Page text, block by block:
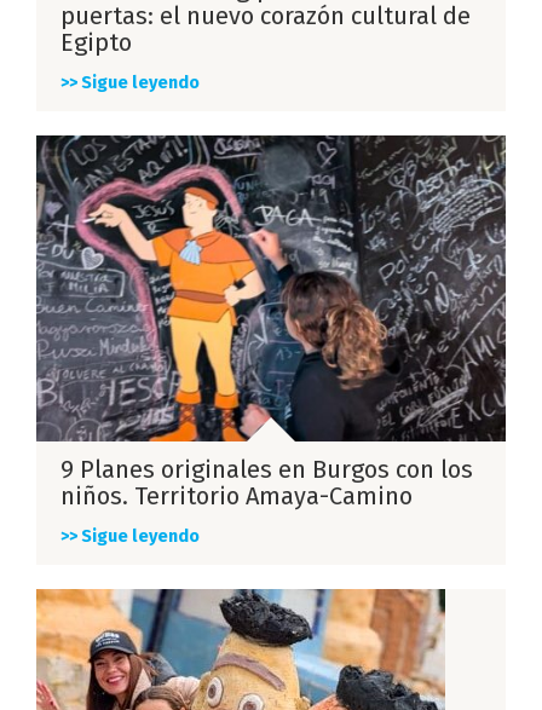
puertas: el nuevo corazón cultural de
Egipto
>> Sigue leyendo
9 Planes originales en Burgos con los
niños. Territorio Amaya-Camino
>> Sigue leyendo